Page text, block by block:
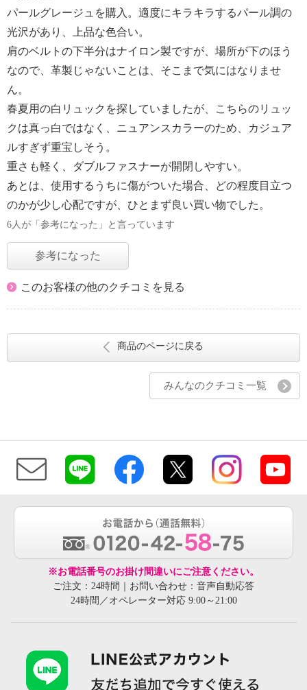
パールグレージュを購入。適度にキラキラするパール調の
光沢があり、上品な色合い。
肩のベルトの下半分はナイロン製ですが、場所が下のほう
なので、革製じゃないことは、そこまで気にはなりませ
ん。
春夏用の白リュックを探していましたが、こちらのリュッ
クは真っ白ではなく、ニュアンスカラーのため、カジュア
ルすぎず重宝しそう。
重さも軽く、ダブルファスナーが開閉しやすい。
あとは、使用するうちに傷がついた場合、どの程度目立つ
のかが少し心配ですが、ひとまず良い買い物でした。
6人が「参考になった」と言っています
参考になった
このお客様の他のクチコミを見る
商品のページに戻る
みんなのクチコミ一覧
※お電話番号のお掛け間違いにご注意ください。
ご注文：24時間｜お問い合わせ：音声自動応答
24時間／オペレーター対応 9:00～21:00